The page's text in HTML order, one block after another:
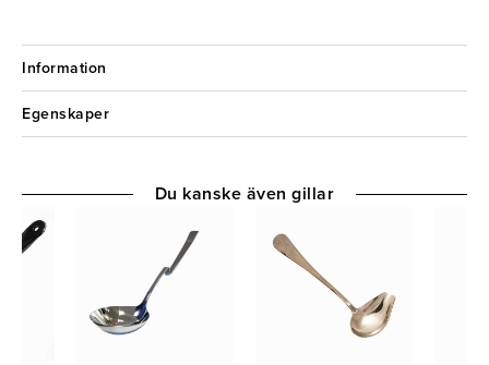
Information
Egenskaper
Du kanske även gillar